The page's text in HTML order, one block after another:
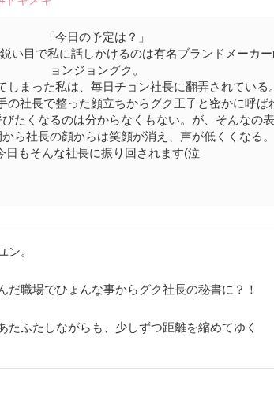
「今日の予定は？」
い目で私に話しかけるのは有名ブランドメーカ
ョンジョングク。
しまった私は、毎日チョン社長に翻弄されている
の社長で整った顔立ちからグク王子と密かに呼ば
たくなるのは分からなくもない。が、そんなの
ら社長の顔からは笑顔が消え、声が低くくなる
日もそんな社長に振り回されます(泣
ン。
だ職場でひょんな事からグク社長の秘書に？！
たふたしながらも、少しずつ距離を縮めてゆく